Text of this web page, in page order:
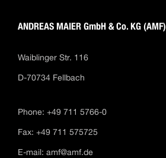
ANDREAS MAIER GmbH & Co. KG (AMF)
Waiblinger Str. 116
D-70734 Fellbach
Phone: +49 711 5766-0
Fax: +49 711 575725
E-mail: amf@amf.de